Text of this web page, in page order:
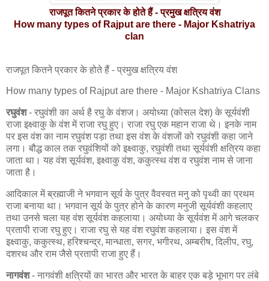
राजपूत कितने प्रकार के होते हैं - प्रमुख क्षत्रिय वंश
How many types of Rajput are there - Major Kshatriya
clan
राजपूत कितने प्रकार के होते हैं - प्रमुख क्षत्रिय वंश
How many types of Rajput are there - Major Kshatriya Clans
रघुवंश- रघुवंशी का अर्थ है रघु के वंशज। अयोध्या (कोसल देश) के सूर्यवंशी
राजा इक्ष्वाकु के वंश में राजा रघु हुए। राजा रघु एक महान राजा थे। इनके नाम
पर इस वंश का नाम रघुवंश पड़ा तथा इस वंश के वंशजों को रघुवंशी कहा जाने
लगा। बौद्ध काल तक रघुवंशियों को इक्ष्वाकु, रघुवंशी तथा सूर्यवंशी क्षत्रिय कहा
जाता था। यह वंश सूर्यवंश, इक्ष्वाकु वंश, ककुत्स्थ वंश व रघुवंश नाम से जाना
जाता है।
आदिकाल में ब्रह्माजी ने भगवान सूर्य के पुत्र वैवस्वत मनु को पृथ्वी का प्रथम
राजा बनाया था। भगवान सूर्य के पुत्र होने के कारण मनुजी सूर्यवंशी कहलाए
तथा उनसे चला यह वंश सूर्यवंश कहलाया। अयोध्या के सूर्यवंश में आगे चलकर
प्रतापी राजा रघु हुए। राजा रघु से यह वंश रघुवंश कहलाया। इस वंश में
इक्ष्वाकु, ककुत्स्थ, हरिश्चन्द्र, मान्धाता, सगर, भगीरथ, अम्बरीष, दिलीप, रघु,
दशरथ और राम जैसे प्रतापी राजा हुए हैं।
नागवंश- नागवंशी क्षत्रियों का भारत और भारत के बाहर एक बड़े भूभाग पर लंबे